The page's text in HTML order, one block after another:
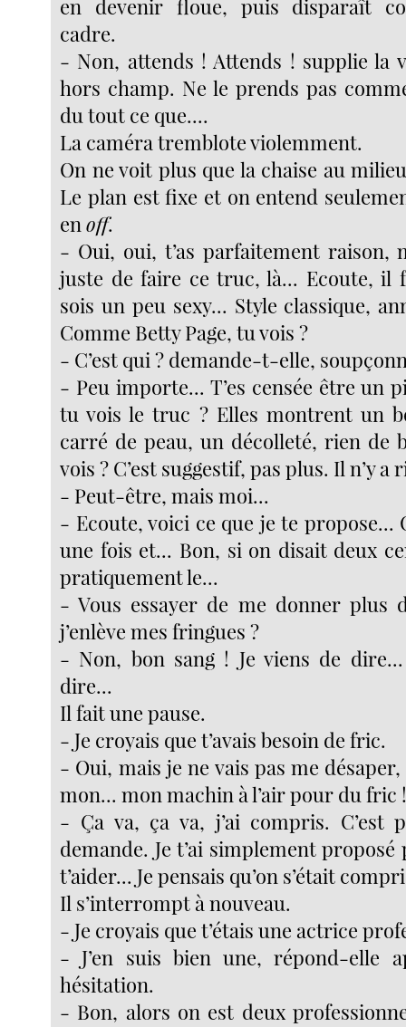
en devenir floue, puis disparaît
cadre.
- Non, attends ! Attends ! supplie la
hors champ. Ne le prends pas
du tout ce que....
La caméra tremblote violemment.
On ne voit plus que la chaise au
Le plan est fixe et on entend
enoff.
- Oui, oui, t’as parfaitement raison,
juste de faire ce truc, là... Ecoute, il
sois un peu sexy... Style classique,
Comme Betty Page, tu vois ?
- C’est qui ? demande-t-elle,
- Peu importe... T’es censée être un
tu vois le truc ? Elles montrent un
carré de peau, un décolleté, rien de
vois ? C’est suggestif, pas plus. Il n’y a
- Peut-être, mais moi...
- Ecoute, voici ce que je te propose...
une fois et... Bon, si on disait deux
pratiquement le...
- Vous essayer de me donner plus
j’enlève mes fringues ?
- Non, bon sang ! Je viens de
dire...
Il fait une pause.
- Je croyais que t’avais besoin de fric.
- Oui, mais je ne vais pas me
mon... mon machin à l’air pour du fric
- Ça va, ça va, j’ai compris. C’est
demande. Je t’ai simplement
t’aider... Je pensais qu’on s’était
Il s’interrompt à nouveau.
- Je croyais que t’étais une actrice
- J’en suis bien une, répond-elle
hésitation.
- Bon, alors on est deux